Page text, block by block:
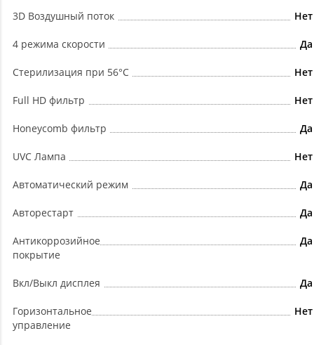
3D Воздушный поток Нет
4 режима скорости Да
Cтерилизация при 56°C Нет
Full HD фильтр Нет
Honeycomb фильтр Да
UVC Лампа Нет
Автоматический режим Да
Авторестарт Да
Антикоррозийное
покрытие
Да
Вкл/Выкл дисплея Да
Горизонтальное
управление
Нет